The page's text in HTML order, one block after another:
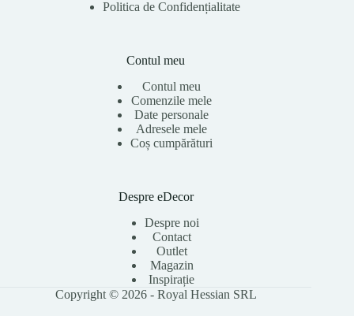
Politica de Confidențialitate
Contul meu
Contul meu
Comenzile mele
Date personale
Adresele mele
Coș cumpărături
Despre eDecor
Despre noi
Contact
Outlet
Magazin
Inspirație
Copyright © 2026 - Royal Hessian SRL